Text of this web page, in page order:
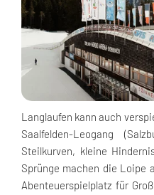
Langlaufen kann auch
Saalfelden-Leogang
Steilkurven, kleine
Sprünge machen die Loipe
Abenteuerspielplatz für